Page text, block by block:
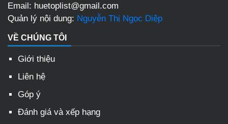
Email: huetoplist@gmail.com
Quản lý nội dung: Nguyễn Thị Ngọc Diệp
VỀ CHÚNG TÔI
Giới thiệu
Liên hệ
Góp ý
Đánh giá và xếp hạng